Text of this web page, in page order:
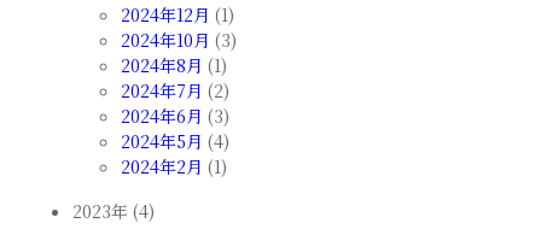
2024年12月 (1)
2024年10月 (3)
2024年8月 (1)
2024年7月 (2)
2024年6月 (3)
2024年5月 (4)
2024年2月 (1)
2023年 (4)